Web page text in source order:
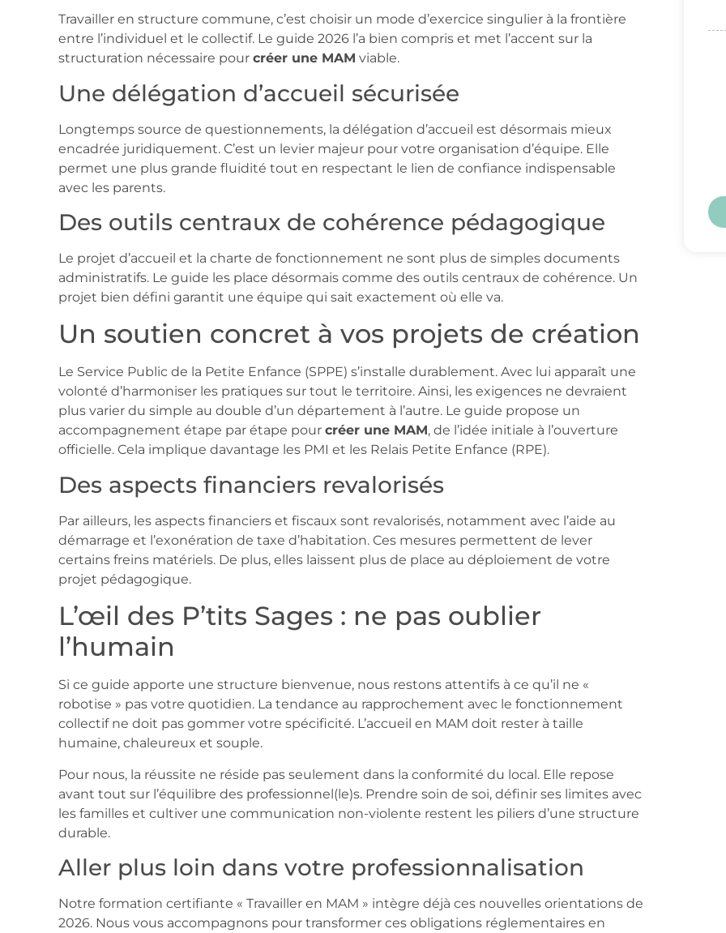
Travailler en structure commune, c’est choisir un mode d’exercice singulier à la frontière
entre l’individuel et le collectif. Le guide 2026 l’a bien compris et met l’accent sur la
structuration nécessaire pour créer une MAM viable.
Une délégation d’accueil sécurisée
Longtemps source de questionnements, la délégation d’accueil est désormais mieux
encadrée juridiquement. C’est un levier majeur pour votre organisation d’équipe. Elle
permet une plus grande fluidité tout en respectant le lien de confiance indispensable
avec les parents.
Des outils centraux de cohérence pédagogique
Le projet d’accueil et la charte de fonctionnement ne sont plus de simples documents
administratifs. Le guide les place désormais comme des outils centraux de cohérence. Un
projet bien défini garantit une équipe qui sait exactement où elle va.
Un soutien concret à vos projets de création
Le Service Public de la Petite Enfance (SPPE) s’installe durablement. Avec lui apparaît une
volonté d’harmoniser les pratiques sur tout le territoire. Ainsi, les exigences ne devraient
plus varier du simple au double d’un département à l’autre. Le guide propose un
accompagnement étape par étape pour créer une MAM, de l’idée initiale à l’ouverture
officielle. Cela implique davantage les PMI et les Relais Petite Enfance (RPE).
Des aspects financiers revalorisés
Par ailleurs, les aspects financiers et fiscaux sont revalorisés, notamment avec l’aide au
démarrage et l’exonération de taxe d’habitation. Ces mesures permettent de lever
certains freins matériels. De plus, elles laissent plus de place au déploiement de votre
projet pédagogique.
L’œil des P’tits Sages : ne pas oublier
l’humain
Si ce guide apporte une structure bienvenue, nous restons attentifs à ce qu’il ne «
robotise » pas votre quotidien. La tendance au rapprochement avec le fonctionnement
collectif ne doit pas gommer votre spécificité. L’accueil en MAM doit rester à taille
humaine, chaleureux et souple.
Pour nous, la réussite ne réside pas seulement dans la conformité du local. Elle repose
avant tout sur l’équilibre des professionnel(le)s. Prendre soin de soi, définir ses limites avec
les familles et cultiver une communication non-violente restent les piliers d’une structure
durable.
Aller plus loin dans votre professionnalisation
Notre formation certifiante « Travailler en MAM » intègre déjà ces nouvelles orientations de
2026. Nous vous accompagnons pour transformer ces obligations réglementaires en